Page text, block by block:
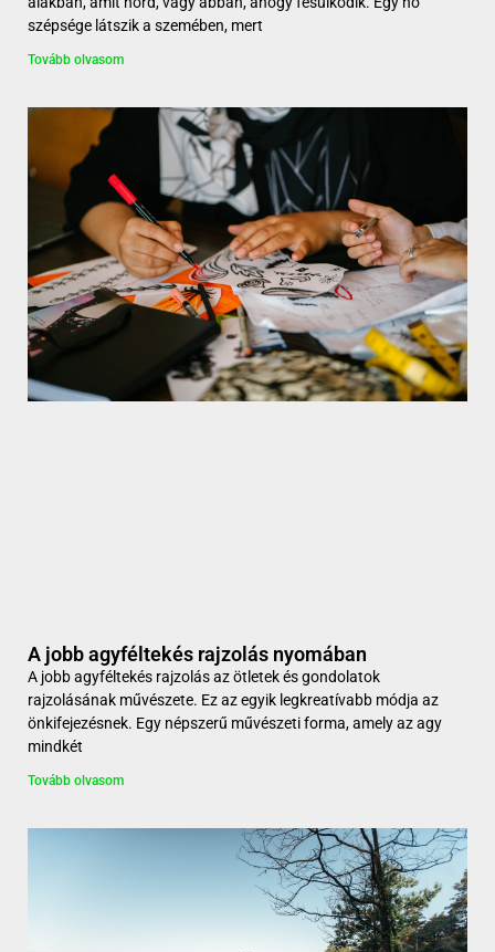
szépsége látszik a szemében, mert
Tovább olvasom
A jobb agyféltekés rajzolás nyomában
A jobb agyféltekés rajzolás az ötletek és gondolatok
rajzolásának művészete. Ez az egyik legkreatívabb módja az
önkifejezésnek. Egy népszerű művészeti forma, amely az agy
mindkét
Tovább olvasom